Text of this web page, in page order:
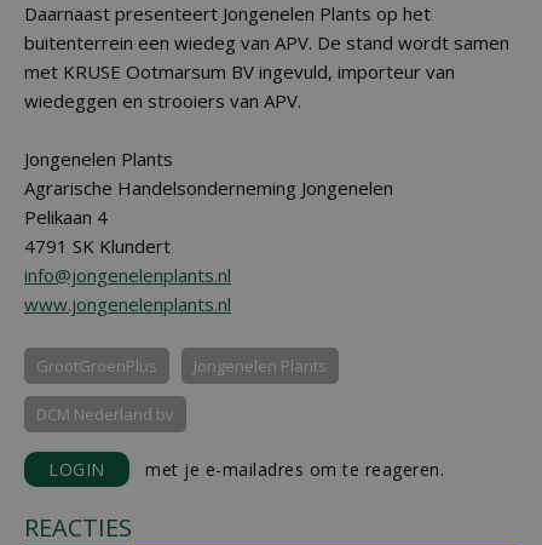
Daarnaast presenteert Jongenelen Plants op het
buitenterrein een wiedeg van APV. De stand wordt samen
met KRUSE Ootmarsum BV ingevuld, importeur van
wiedeggen en strooiers van APV.
Jongenelen Plants
Agrarische Handelsonderneming Jongenelen
Pelikaan 4
4791 SK Klundert
info@jongenelenplants.nl
www.jongenelenplants.nl
GrootGroenPlus Jongenelen Plants
DCM Nederland bv
LOGIN met je e-mailadres om te reageren.
REACTIES